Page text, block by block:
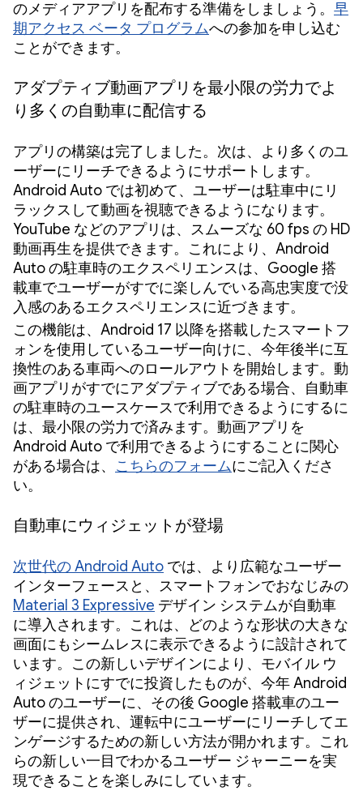
のメディアアプリを配布する準備をしましょう。 早
期アクセス ベータ プログラムへの参加を申し込む
ことができます。
アダプティブ動画アプリを最小限の労力でよ
り多くの自動車に配信する
アプリの構築は完了しました。次は、より多くのユ
ーザーにリーチできるようにサポートします。
Android Auto では初めて、ユーザーは駐車中にリ
ラックスして動画を視聴できるようになります。
YouTube などのアプリは、スムーズな 60 fps の HD
動画再生を提供できます。これにより、Android
Auto の駐車時のエクスペリエンスは、Google 搭
載車でユーザーがすでに楽しんでいる高忠実度で没
入感のあるエクスペリエンスに近づきます。
この機能は、Android 17 以降を搭載したスマートフ
ォンを使用しているユーザー向けに、今年後半に互
換性のある車両へのロールアウトを開始します。動
画アプリがすでにアダプティブである場合、自動車
の駐車時のユースケースで利用できるようにするに
は、最小限の労力で済みます。動画アプリを
Android Auto で利用できるようにすることに関心
がある場合は、 こちらのフォームにご記入くださ
い。
自動車にウィジェットが登場
次世代の Android Auto では、より広範なユーザー
インターフェースと、スマートフォンでおなじみの
Material 3 Expressive デザイン システムが自動車
に導入されます。これは、どのような形状の大きな
画面にもシームレスに表示できるように設計されて
います。この新しいデザインにより、モバイル ウ
ィジェットにすでに投資したものが、今年 Android
Auto のユーザーに、その後 Google 搭載車のユー
ザーに提供され、運転中にユーザーにリーチしてエ
ンゲージするための新しい方法が開かれます。これ
らの新しい一目でわかるユーザー ジャーニーを実
現できることを楽しみにしています。